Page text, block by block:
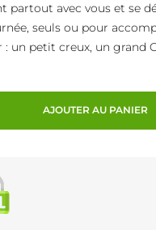
partout avec vous et se
seuls ou pour
un petit creux, un grand
AJOUTER AU PANIER